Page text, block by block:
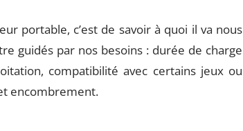
portable, c’est de savoir à quoi il va nous
guidés par nos besoins : durée de charge
compatibilité avec certains jeux ou
encombrement.